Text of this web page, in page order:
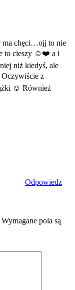
ma chęci…ojj to nie
to cieszy ☺️❤️ a i
niż kiedyś, ale
z
☺️ Również
Odpowiedz
Wymagane pola są